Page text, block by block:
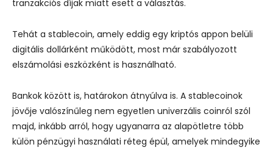
tranzakciós díjak miatt esett a választás.
Tehát a stablecoin, amely eddig egy kriptós appon belüli
digitális dollárként működött, most már szabályozott
elszámolási eszközként is használható.
Bankok között is, határokon átnyúlva is. A stablecoinok
jövője valószínűleg nem egyetlen univerzális coinról szól
majd, inkább arról, hogy ugyanarra az alapötletre több
külön pénzügyi használati réteg épül, amelyek mindegyike